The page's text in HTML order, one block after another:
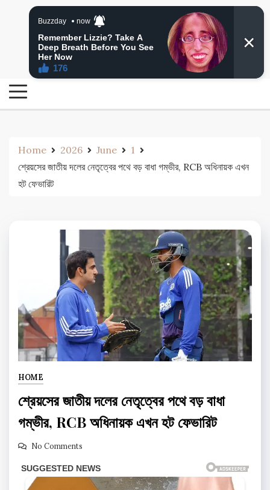
24 Ghanta Bangla News
24 Ghanta Bengali News
Home 2026 June
1
শ্রেয়সের জাতীয় দলের নেতৃত্বের পথে বড় বাধা গম্ভীর, RCB অধিনায়ক এখন
হট ফেভারিট
HOME
শ্রেয়সের জাতীয় দলের নেতৃত্বের পথে বড় বাধা
গম্ভীর, RCB অধিনায়ক এখন হট ফেভারিট
No Comments